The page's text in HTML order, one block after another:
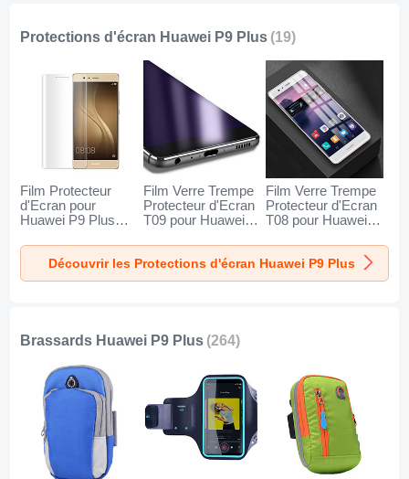
Protections d'écran Huawei P9 Plus (19)
Film Protecteur
d'Ecran pour
Huawei P9 Plus
Film Verre Trempe
Protecteur d'Ecran
T09 pour Huawei
Film Verre Trempe
Protecteur d'Ecran
T08 pour Huawei
Découvrir les Protections d'écran Huawei P9 Plus
Brassards Huawei P9 Plus (264)